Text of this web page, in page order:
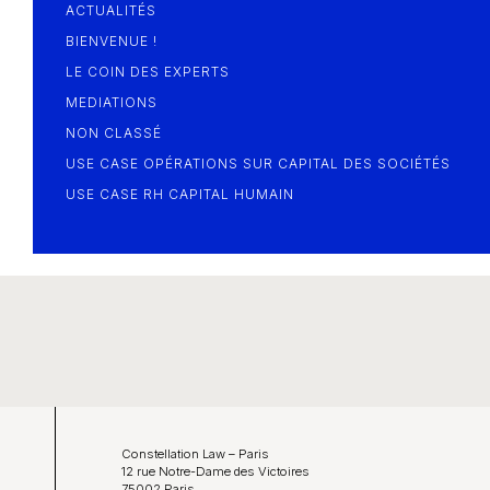
ACTUALITÉS
BIENVENUE !
LE COIN DES EXPERTS
MEDIATIONS
NON CLASSÉ
USE CASE OPÉRATIONS SUR CAPITAL DES SOCIÉTÉS
USE CASE RH CAPITAL HUMAIN
Constellation Law – Paris
12 rue Notre-Dame des Victoires